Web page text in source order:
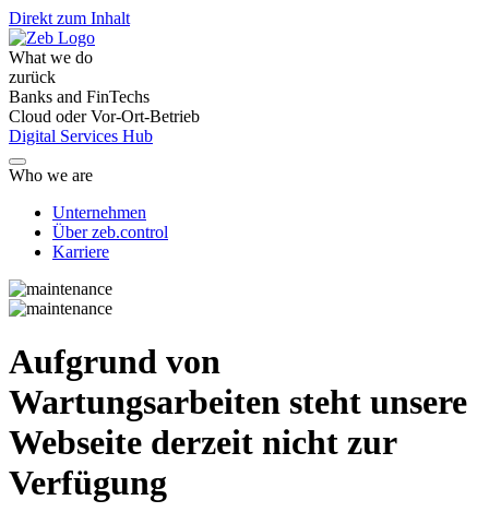
Direkt zum Inhalt
What we do
zurück
Banks and FinTechs
Cloud oder Vor-Ort-Betrieb
Digital Services Hub
Who we are
Unternehmen
Über zeb.control
Karriere
Aufgrund von
Wartungsarbeiten steht unsere
Webseite derzeit nicht zur
Verfügung